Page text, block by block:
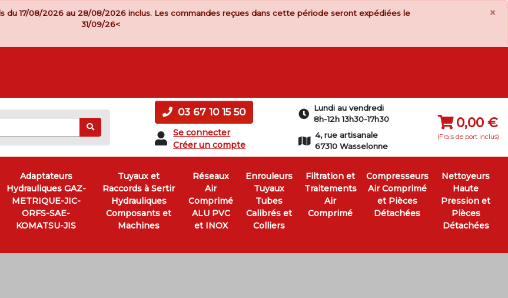
du 17/08/2026 au 28/08/2026 inclus. Les commandes reçues dans cette période seront expédiées le
31/09/26<
×
Ok
03 67 10 15 50
Se connecter
Créer un compte
Lundi au vendredi
8h-12h 13h30-17h30
4, rue artisanale
67310 Wasselonne
0,00 €
(Frais de port inclus)
Adaptateurs
Hydrauliques GAZ-
METRIQUE-JIC-
ORFS-SAE-
KOMATSU-JIS
Tuyaux et
Raccords à Sertir
Hydrauliques
Composants et
Machines
Réseaux
Air
Comprimé
ALU PVC
et INOX
Enrouleurs
Tuyaux
Tubes
Calibrés et
Colliers
Filtration et
Traitements
Air
Comprimé
Compresseurs
Air Comprimé
et Pièces
Détachées
Nettoyeurs
Haute
Pression et
Pièces
Détachées